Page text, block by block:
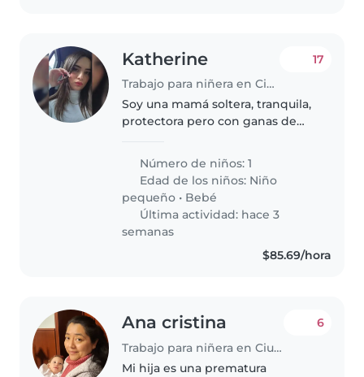
Katherine
Trabajo para niñera en Ciudad de México
17
Soy una mamá soltera, tranquila,
protectora pero con ganas de
primer bebé estoy en búsqueda
de alguien que me ayude en
este proceso, ya que tengo..
Número de niños: 1
Edad de los niños: Niño
pequeño • Bebé
Última actividad: hace 3
semanas
$85.69/hora
Ana cristina
Trabajo para niñera en Ciudad de México
6
Mi hija es una prematura